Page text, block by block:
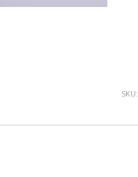
SKU: